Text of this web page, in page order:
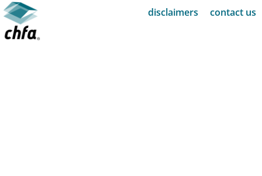
disclaimers contact us